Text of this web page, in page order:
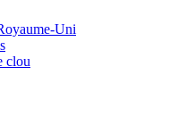
Uni
clou